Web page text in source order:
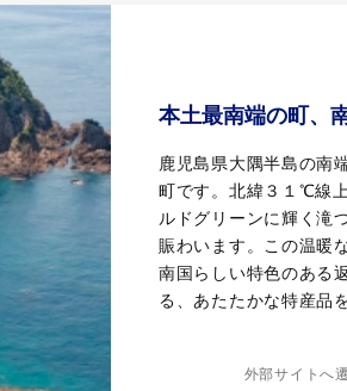
本土最南端の町、
鹿児島県大隅半島の南
町です。北緯３１℃線
ルドグリーンに輝く滝
賑わいます。この温暖
南国らしい特色のある
る、あたたかな特産品
外部サイトへ